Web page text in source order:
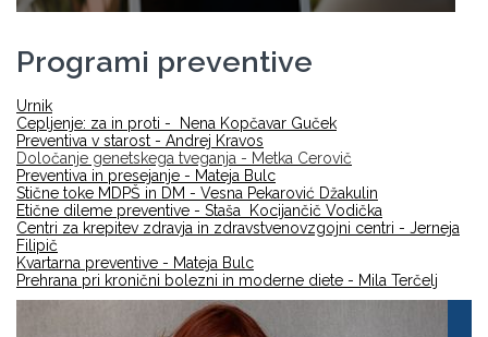
Programi preventive
Urnik
Cepljenje: za in proti - Nena Kopčavar Guček
Preventiva v starost - Andrej Kravos
Določanje genetskega tveganja - Metka Cerovič
Preventiva in presejanje - Mateja Bulc
Stične toke MDPŠ in DM - Vesna Pekarović Džakulin
Etične dileme preventive - Staša Kocijančič Vodička
Centri za krepitev zdravja in zdravstvenovzgojni centri - Jerneja
Filipič
Kvartarna preventive - Mateja Bulc
Prehrana pri kronični bolezni in moderne diete - Mila Terčelj